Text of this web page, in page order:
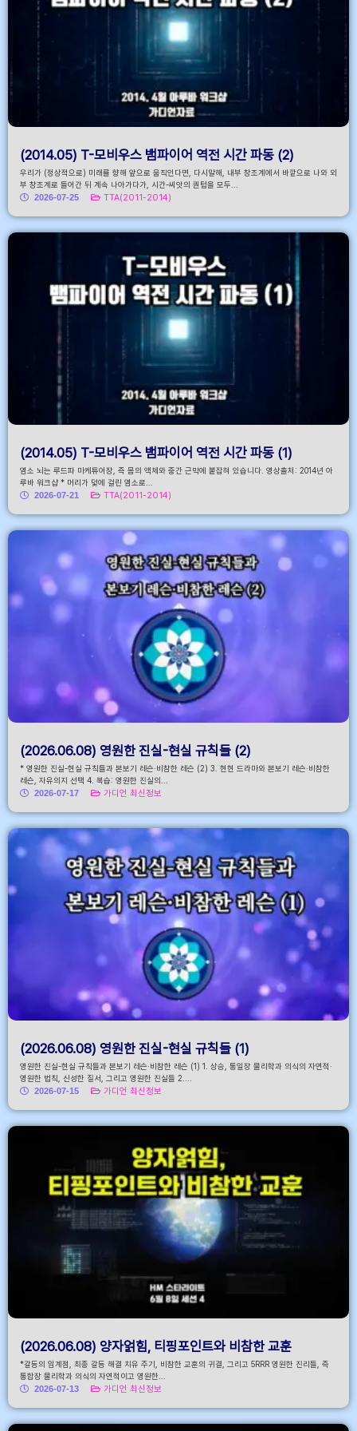
(2014.05) T-모비우스 뱀파이어 역전 시간 파동 (2)
우리가 (정상적으로) 미래를 향해 앞으로 움직인다면, 다시말해, 내부 창조계에서 바깥으로 나와 외
부 창조계로 들어간 뒤 계속 나아가다가, 시간-씨앗의 퀀텀을 모두...
2026-07-25
TTA(2011-2014)
(2014.05) T-모비우스 뱀파이어 역전 시간 파동 (1)
염소 뇌는 루드파 마케튜어장, 즉 몸의 액체와 중간 근막에 붙잡혀 있습니다. 영상출처: 2014년 아
루바 워크샵 * 머리가 덫에 걸린 염소로...
2026-07-21
TTA(2011-2014)
(2026.06.08) 영원한 진실-현실 규칙들 (2)
* 영원한 진실-현실 규칙들과 본보기 레슨·비참한 레슨 (2) 3. 현현 드라마와 본보기 레슨·비참한
레슨, 자유의지 선택 4. 복습: 영원한 진실의...
2026-07-17
가디언 최신정보
(2026.06.08) 영원한 진실-현실 규칙들 (1)
영원한 진실-현실 규칙들과 본보기 레슨·비참한 레슨 (1) 1. 상승, 통일장 물리학과 의식의 자연적·
영원한 법칙, 신성한 질서, 그리고 영원한 진실들 2....
2026-07-15
가디언 최신정보
(2026.06.08) 양자얽힘, 티핑포인트와 비참한 교훈
*갈등의 임계점, 최종 갈등 해결 치유 주기, 비참한 교훈의 귀결, 그리고 5RRR 영원한 진리들, 즉
통합장 물리학과 의식의 자연적이고 영원한...
2026-07-13
가디언 최신정보